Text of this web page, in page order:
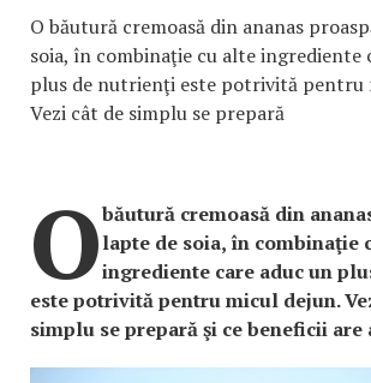
O băutură cremoasă din ananas
soia, în combinaţie cu alte ingrediente
plus de nutrienţi este potrivită pentru
Vezi cât de simplu se prepară
Obăutură cremoasă din
lapte de soia, în combinaţie
ingrediente care aduc un
este potrivită pentru micul dejun.
simplu se prepară şi ce beneficii are